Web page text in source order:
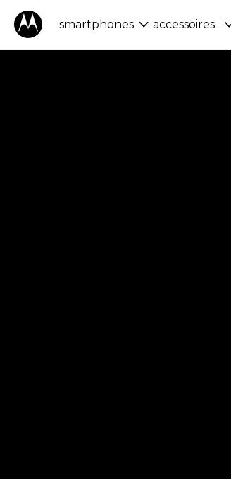
smartphones accessoires